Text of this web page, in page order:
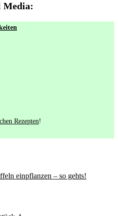
Media:
Rezepten!